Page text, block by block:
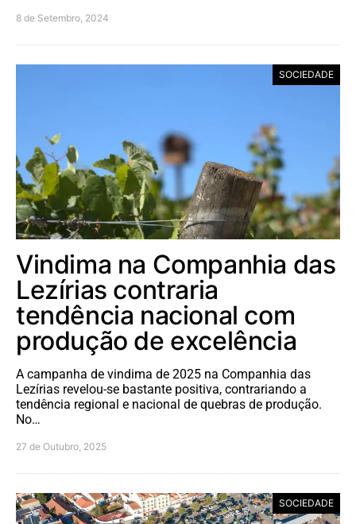
8 de Setembro, 2024
SOCIEDADE
Vindima na Companhia das
Lezírias contraria
tendência nacional com
produção de excelência
A campanha de vindima de 2025 na Companhia das
Lezírias revelou-se bastante positiva, contrariando a
tendência regional e nacional de quebras de produção.
No…
27 de Outubro, 2025
SOCIEDADE